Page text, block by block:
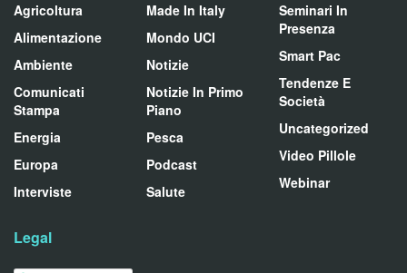
Agricoltura
Alimentazione
Ambiente
Comunicati
Stampa
Energia
Europa
Interviste
Made In Italy
Mondo UCI
Notizie
Notizie In Primo
Piano
Pesca
Podcast
Salute
Seminari In
Presenza
Smart Pac
Tendenze E
Società
Uncategorized
Video Pillole
Webinar
Legal